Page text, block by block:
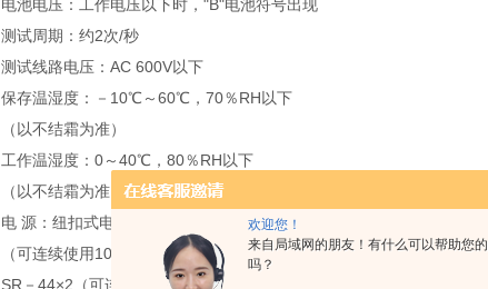
欢迎您！
来自局域网的朋友！有什么可以帮助您的
吗？
电池电压：工作电压以下时，"B"电池符号出现
测试周期：约2次/秒
测试线路电压：AC 600V以下
保存温湿度：－10℃～60℃，70％RH以下
（以不结霜为准）
工作温湿度：0～40℃，80％RH以下
（以不结霜为准）
电 源：纽扣式电池LR－44×2
（可连续使用100小时）或
SR－44×2（可连续使用200小时）